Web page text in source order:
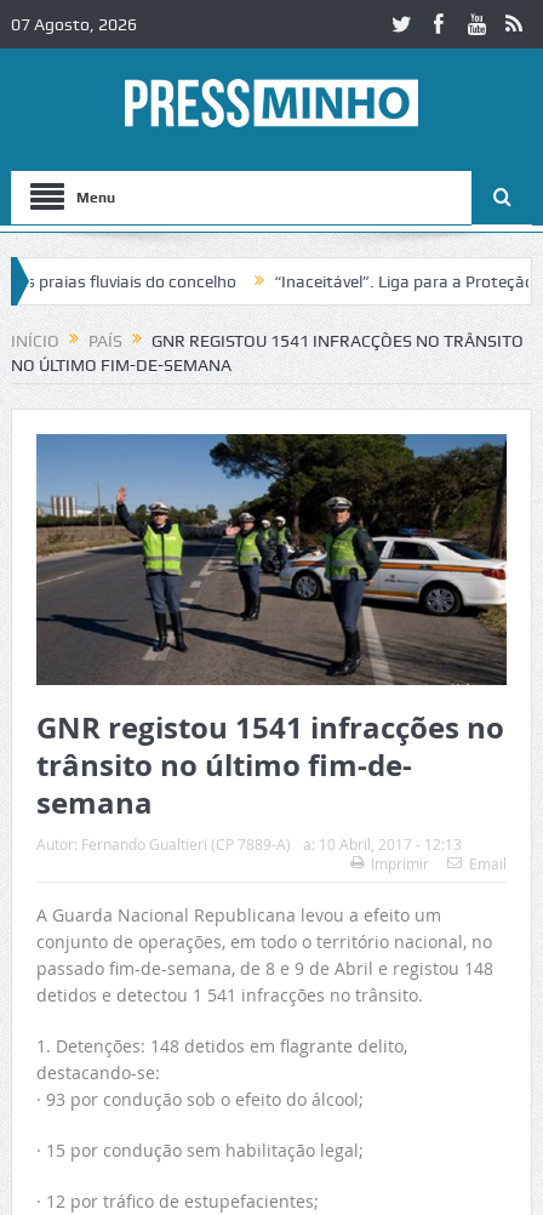
07 Agosto, 2026
Menu
fluviais do concelho “Inaceitável”. Liga para a Proteção da
de trânsito no IC2 em Alcobaça Igreja do Castelo de Cerveira
INÍCIO PAÍS
GNR REGISTOU 1541 INFRACÇÕES NO TRÂNSITO
NO ÚLTIMO FIM-DE-SEMANA
GNR registou 1541 infracções no
trânsito no último fim-de-
semana
Autor: Fernando Gualtieri (CP 7889-A) a: 10 Abril, 2017 - 12:13
Imprimir
Email
A Guarda Nacional Republicana levou a efeito um
conjunto de operações, em todo o território nacional, no
passado fim-de-semana, de 8 e 9 de Abril e registou 148
detidos e detectou 1 541 infracções no trânsito.
1. Detenções: 148 detidos em flagrante delito,
destacando-se:
· 93 por condução sob o efeito do álcool;
· 15 por condução sem habilitação legal;
· 12 por tráfico de estupefacientes;